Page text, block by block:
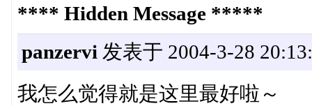
**** Hidden Message *****
panzervi 发表于 2004-3-28
我怎么觉得就是这里最好啦～